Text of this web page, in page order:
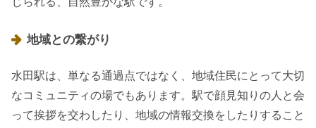
地域との繋がり
水田駅は、単なる通過点ではなく、地域住民にとって大切
なコミュニティの場でもあります。駅で顔見知りの人と会
って挨拶を交わしたり、地域の情報交換をしたりすること